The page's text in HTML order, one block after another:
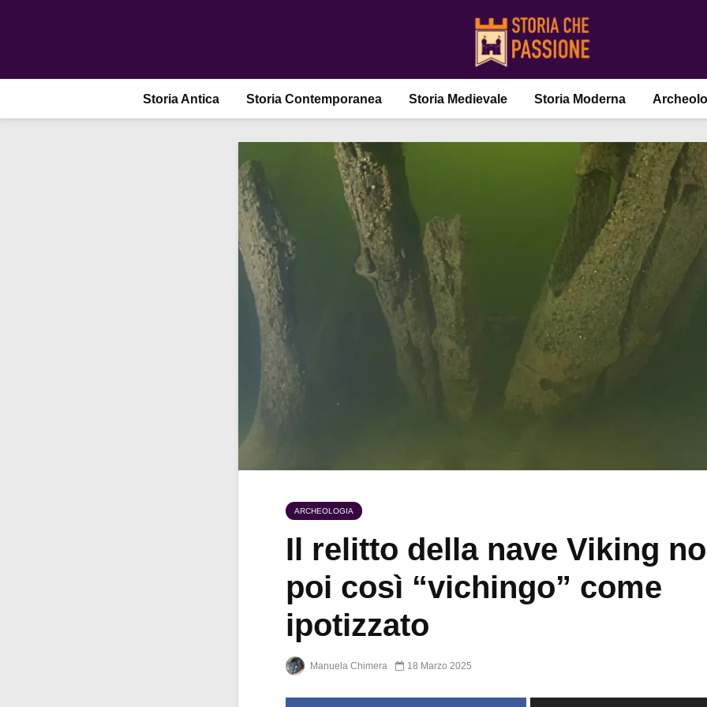
Storia Antica Storia Contemporanea Storia Medievale Storia Moderna
ARCHEOLOGIA
Il relitto della nave Viking
poi così “vichingo” come
ipotizzato
Manuela Chimera 18 Marzo 2025